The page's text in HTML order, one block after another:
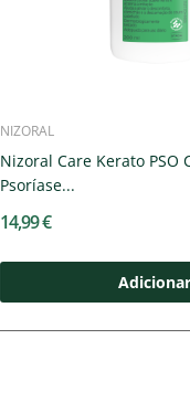
NIZORAL
Nizoral Care Kerato PSO
Psoríase...
14,99 €
Adicionar